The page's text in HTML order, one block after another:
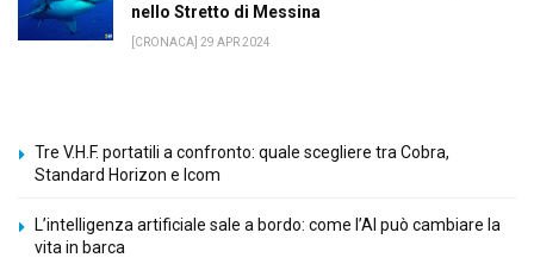
nello Stretto di Messina
[CRONACA] 29 APR 2024
Tre V.H.F. portatili a confronto: quale scegliere tra Cobra,
Standard Horizon e Icom
L’intelligenza artificiale sale a bordo: come l’AI può cambiare la
vita in barca